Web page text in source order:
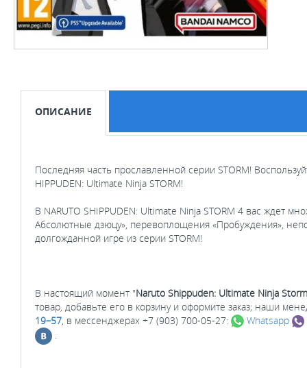
ОПИСАНИЕ
Последняя часть прославленной серии STORM!
HIPPUDEN: Ultimate Ninja STORM!
В NARUTO SHIPPUDEN: Ultimate Ninja STORM 4 вас ждет
Абсолютные дзюцу», перевоплощения «Пробуждения»,
долгожданной игре из серии STORM!
В настоящий момент "Naruto Shippuden: Ultimate Ninja
товар, добавьте его в корзину и оформите заказ; наши
19–57 , в мессенджерах +7 (903) 700-05-27: Whatsapp
.